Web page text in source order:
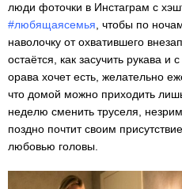
люди фоточки в Инстаграм с
#любящаясемья, чтобы по
наволочку от охватившего
остаётся, как засучить рукава и
орава хочет есть, желательно
что домой можно приходить
неделю сменить труселя,
поздно почтит своим
любовью головы.